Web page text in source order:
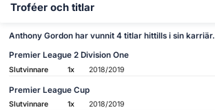
Troféer och titlar
Anthony Gordon har vunnit 4 titlar hittills i sin karriär.
Premier League 2 Division One
Slutvinnare 1x 2018/2019
Premier League Cup
Slutvinnare 1x 2018/2019